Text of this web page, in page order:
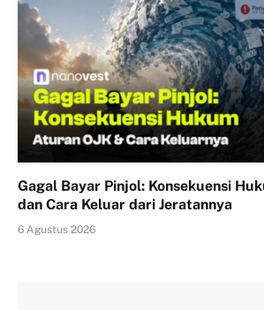
Gagal Bayar Pinjol: Konsekuensi
dan Cara Keluar dari Jeratannya
6 Agustus 2026